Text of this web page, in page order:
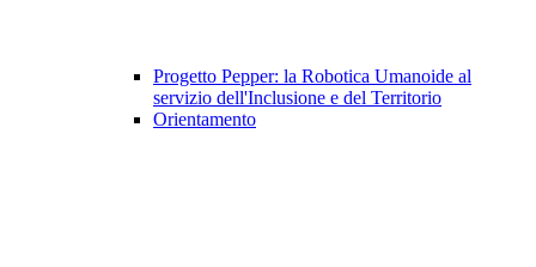
Progetto Pepper: la Robotica Umanoide al
servizio dell'Inclusione e del Territorio
Orientamento